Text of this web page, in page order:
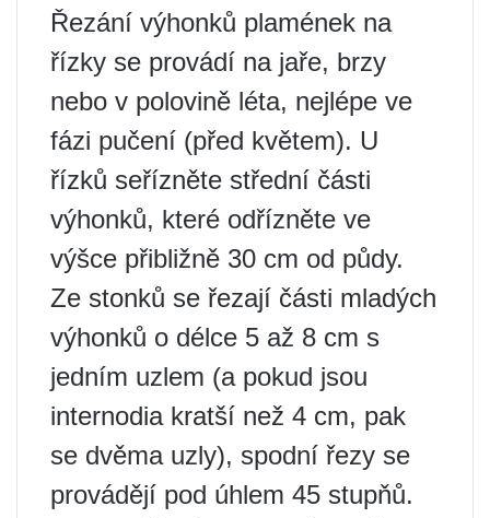
Řezání výhonků plamének na
řízky se provádí na jaře, brzy
nebo v polovině léta, nejlépe ve
fázi pučení (před květem). U
řízků seřízněte střední části
výhonků, které odřízněte ve
výšce přibližně 30 cm od půdy.
Ze stonků se řezají části mladých
výhonků o délce 5 až 8 cm s
jedním uzlem (a pokud jsou
internodia kratší než 4 cm, pak
se dvěma uzly), spodní řezy se
provádějí pod úhlem 45 stupňů.